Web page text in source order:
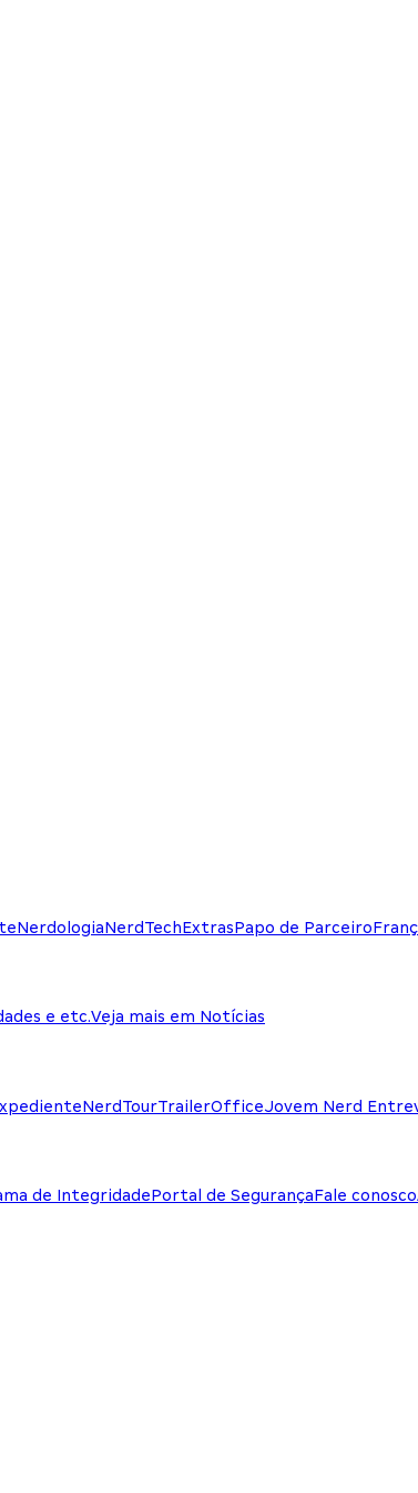
NerdologiaNerdTechExtrasPapo de Parceiro
e etc.Veja mais em Notícias
NerdTourTrailerOfficeJovem Nerd
de IntegridadePortal de SegurançaFale conosco